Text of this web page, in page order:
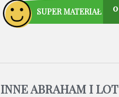
SUPER MATERIAŁ 0
INNE ABRAHAM I LOT